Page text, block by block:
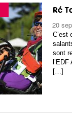
Ré
20
C’est
sont
[…]